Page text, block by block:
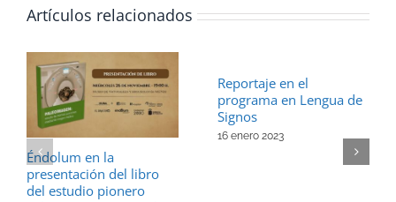
Artículos relacionados
Éndolum en la
presentación del libro
del estudio pionero
Reportaje en el
programa en Lengua de
Signos
16 enero 2023